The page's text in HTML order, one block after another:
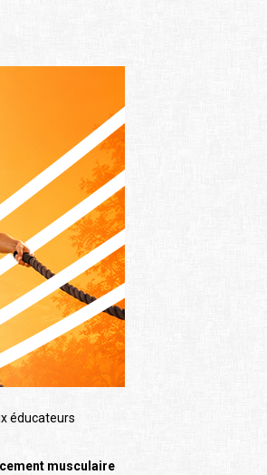
éducateurs
musculaire